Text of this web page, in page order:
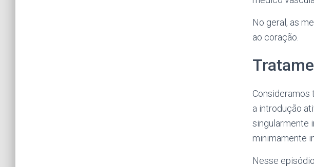
No geral, as
ao coração.
Consideramos
a introdução
singularmente
minimamente
Nesse